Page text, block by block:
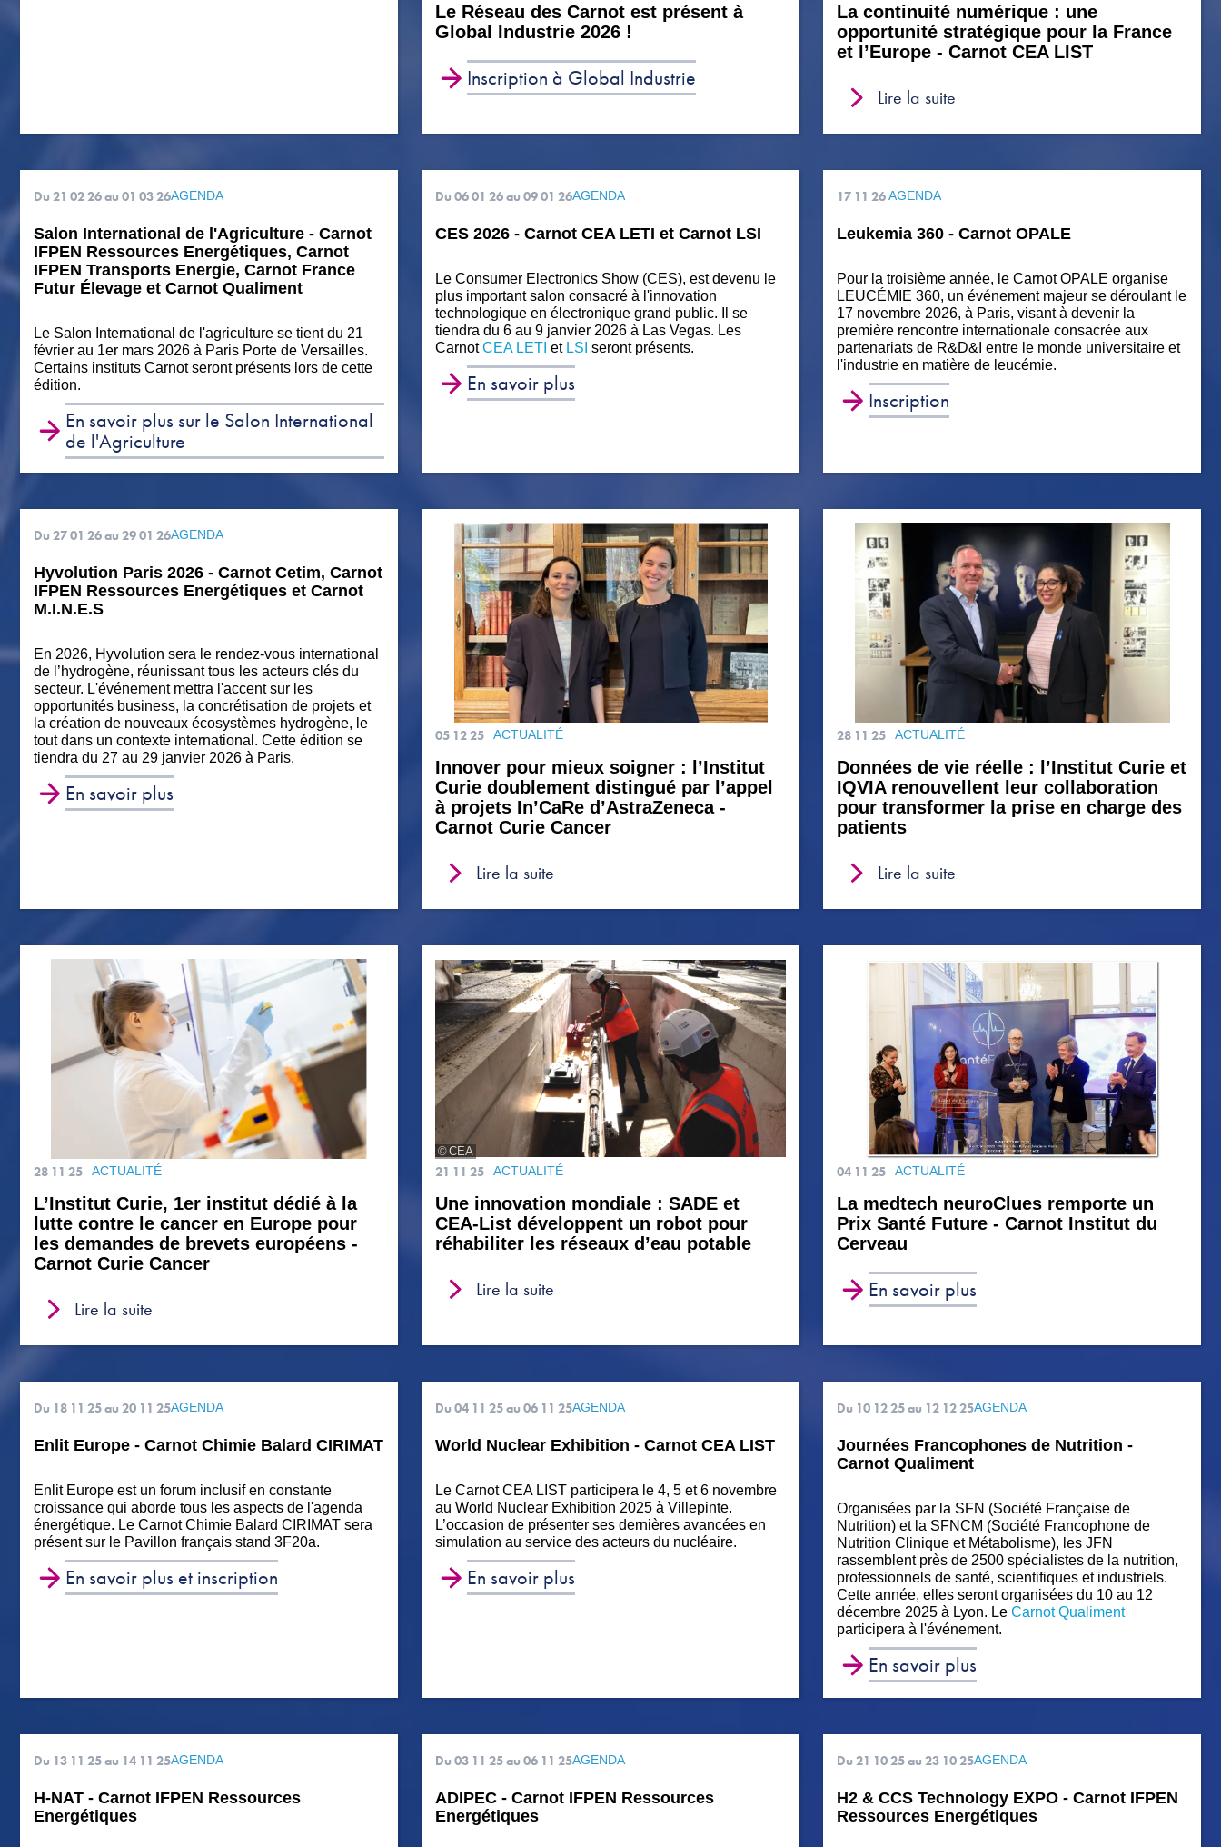
Le Réseau des Carnot est présent à
Global Industrie 2026 !
Inscription à Global Industrie
La continuité numérique : une
opportunité stratégique pour la France
et l’Europe - Carnot CEA LIST
Lire la suite
Du 21 02 26au 01 03 26AGENDA
Salon International de l'Agriculture - Carnot
IFPEN Ressources Energétiques, Carnot
IFPEN Transports Energie, Carnot France
Futur Élevage et Carnot Qualiment
Le Salon International de l'agriculture se tient du 21
février au 1er mars 2026 à Paris Porte de Versailles.
Certains instituts Carnot seront présents lors de cette
édition.
En savoir plus sur le Salon International
de l'Agriculture
Du 06 01 26au 09 01 26AGENDA
CES 2026 - Carnot CEA LETI et Carnot LSI
Le Consumer Electronics Show (CES), est devenu le
plus important salon consacré à l'innovation
technologique en électronique grand public. Il se
tiendra du 6 au 9 janvier 2026 à Las Vegas. Les
CarnotCEA LETI et LSI seront présents.
En savoir plus
17 11 26AGENDA
Leukemia 360 - Carnot OPALE
Pour la troisième année, le Carnot OPALE organise
LEUCÉMIE 360, un événement majeur se déroulant le
17 novembre 2026, à Paris, visant à devenir la
première rencontre internationale consacrée aux
partenariats de R&D&I entre le monde universitaire et
l'industrie en matière de leucémie.
Inscription
Du 27 01 26au 29 01 26AGENDA
Hyvolution Paris 2026 - Carnot Cetim, Carnot
IFPEN Ressources Energétiques et Carnot
M.I.N.E.S
En 2026, Hyvolution sera le rendez-vous international
de l’hydrogène, réunissant tous les acteurs clés du
secteur. L'événement mettra l'accent sur les
opportunités business, la concrétisation de projets et
la création de nouveaux écosystèmes hydrogène, le
tout dans un contexte international. Cette édition se
tiendra du 27 au 29 janvier 2026 à Paris.
En savoir plus
05 12 25 ACTUALITÉ
Innover pour mieux soigner : l’Institut
Curie doublement distingué par l’appel
à projets In’CaRe d’AstraZeneca -
Carnot Curie Cancer
Lire la suite
28 11 25 ACTUALITÉ
Données de vie réelle : l’Institut Curie et
IQVIA renouvellent leur collaboration
pour transformer la prise en charge des
patients
Lire la suite
28 11 25 ACTUALITÉ
L’Institut Curie, 1er institut dédié à la
lutte contre le cancer en Europe pour
les demandes de brevets européens -
Carnot Curie Cancer
Lire la suite
CEA
21 11 25 ACTUALITÉ
Une innovation mondiale : SADE et
CEA-List développent un robot pour
réhabiliter les réseaux d’eau potable
Lire la suite
04 11 25 ACTUALITÉ
La medtech neuroClues remporte un
Prix Santé Future - Carnot Institut du
Cerveau
En savoir plus
Du 18 11 25au 20 11 25AGENDA
Enlit Europe - Carnot Chimie Balard CIRIMAT
Enlit Europe est un forum inclusif en constante
croissance qui aborde tous les aspects de l'agenda
énergétique. Le Carnot Chimie Balard CIRIMAT sera
présent sur le Pavillon français stand 3F20a.
En savoir plus et inscription
Du 04 11 25au 06 11 25AGENDA
World Nuclear Exhibition - Carnot CEA LIST
Le Carnot CEA LIST participera le 4, 5 et 6 novembre
au World Nuclear Exhibition 2025 à Villepinte.
L’occasion de présenter ses dernières avancées en
simulation au service des acteurs du nucléaire.
En savoir plus
Du 10 12 25au 12 12 25AGENDA
Journées Francophones de Nutrition -
Carnot Qualiment
Organisées par la SFN (Société Française de
Nutrition) et la SFNCM (Société Francophone de
Nutrition Clinique et Métabolisme), les JFN
rassemblent près de 2500 spécialistes de la nutrition,
professionnels de santé, scientifiques et industriels.
Cette année, elles seront organisées du 10 au 12
décembre 2025 à Lyon. Le Carnot Qualiment
participera à l'événement.
En savoir plus
Du 13 11 25au 14 11 25AGENDA
H-NAT - Carnot IFPEN Ressources
Energétiques
Du 03 11 25au 06 11 25AGENDA
ADIPEC - Carnot IFPEN Ressources
Energétiques
Du 21 10 25au 23 10 25AGENDA
H2 & CCS Technology EXPO - Carnot IFPEN
Ressources Energétiques